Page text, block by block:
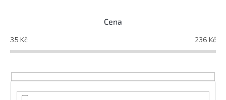
p
r
o
u
Cena
35 Kč 236 Kč